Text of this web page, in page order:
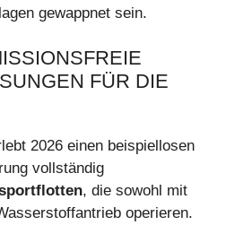
gewappnet sein.
FÜR DIE
2026 einen beispiellosen
vollständig
, die sowohl mit
operieren.